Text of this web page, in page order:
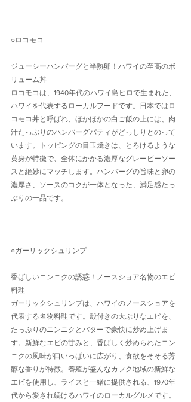
○ロコモコ
ジューシーハンバーグと半熟卵！ハワイの至高のボ
リューム丼
ロコモコは、1940年代のハワイ島ヒロで生まれた、
ハワイを代表するローカルフードです。日本ではロ
コモコ丼と呼ばれ、ほかほかの白ご飯の上には、肉
汁たっぷりのハンバーグパティがどっしりとのって
います。トッピングの目玉焼きは、とろけるような
黄身が特徴で、全体にかかる濃厚なグレービーソー
スと絶妙にマッチします。ハンバーグの旨味と卵の
濃厚さ、ソースのコクが一体となった、満足感たっ
ぷりの一品です。
○ガーリックシュリンプ
香ばしいニンニクの誘惑！ノースショア名物のエビ
料理
ガーリックシュリンプは、ハワイのノースショアを
代表する名物料理です。殻付きの大ぶりなエビを、
たっぷりのニンニクとバターで豪快に炒め上げま
す。新鮮なエビの甘みと、香ばしく炒められたニン
ニクの風味が口いっぱいに広がり、食欲をそそる芳
醇な香りが特徴。養殖が盛んなカフク地域の新鮮な
エビを使用し、ライスと一緒に提供される、1970年
代から愛され続けるハワイのローカルグルメです。